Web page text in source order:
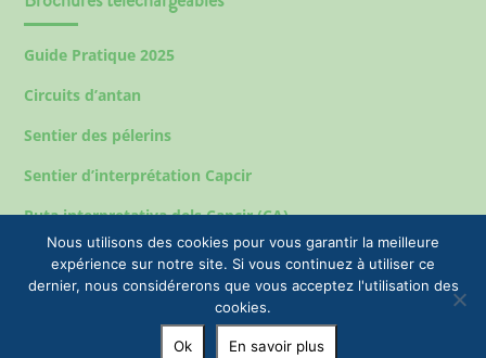
Guide Pratique 2025
Circuits d’antan
Sentier des pélerins
Sentier d’interprétation Capcir
Ruta interpretativa dels Capcir (CA)
© 2023 EPIC Tourisme & Commune de Formiguères |
Nous utilisons des cookies pour vous garantir la meilleure
expérience sur notre site. Si vous continuez à utiliser ce
dernier, nous considérerons que vous acceptez l'utilisation des
cookies.
Ok En savoir plus